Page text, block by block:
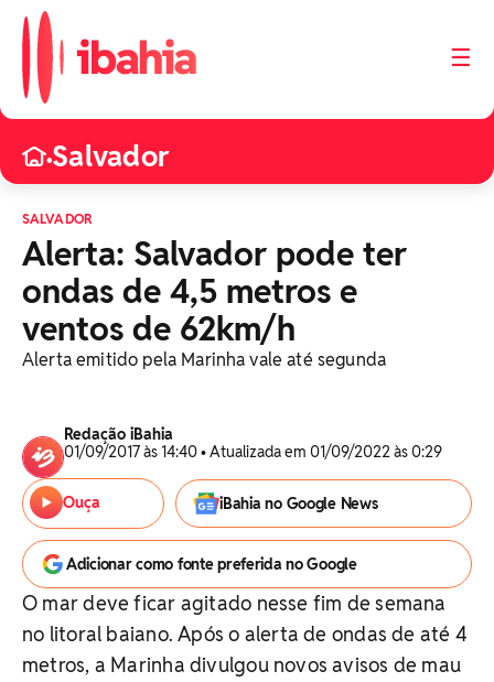
☰
•Salvador
SALVADOR
Alerta: Salvador pode ter
ondas de 4,5 metros e
ventos de 62km/h
Alerta emitido pela Marinha vale até segunda
Redação iBahia
01/09/2017 às 14:40 • Atualizada em 01/09/2022 às 0:29
Ouça iBahia no Google News
Adicionar como fonte preferida no Google
O mar deve ficar agitado nesse fim de semana
no litoral baiano. Após o alerta de ondas de até 4
metros, a Marinha divulgou novos avisos de mau